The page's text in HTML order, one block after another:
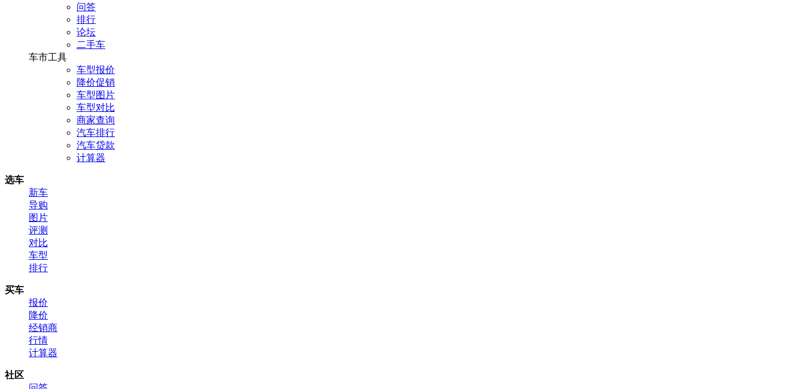
问答
排行
论坛
二手车
车市工具
车型报价
降价促销
车型图片
车型对比
商家查询
汽车排行
汽车贷款
计算器
选车
新车
导购
图片
评测
对比
车型
排行
买车
报价
降价
经销商
行情
计算器
社区